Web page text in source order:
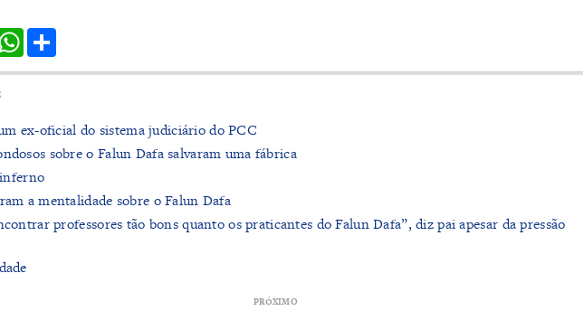
WhatsApp
ex-oficial do sistema judiciário do PCC
sobre o Falun Dafa salvaram uma fábrica
a mentalidade sobre o Falun Dafa
professores tão bons quanto os praticantes do Falun Dafa”, diz pai apesar da pressão
PRÓXIMO